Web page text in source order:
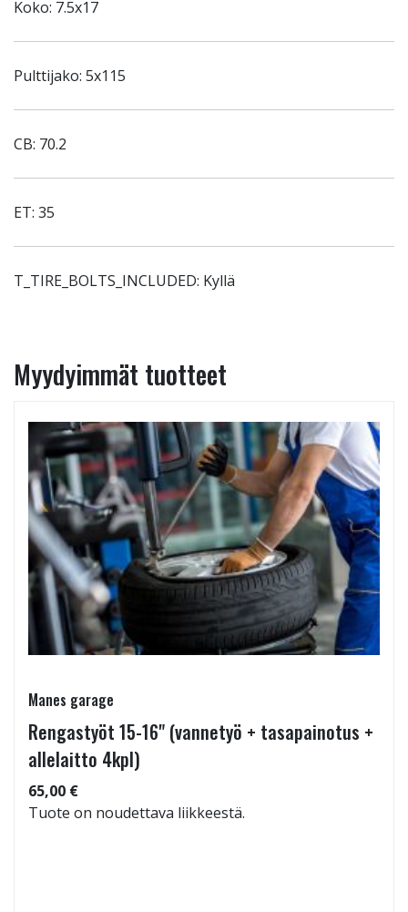
Koko: 7.5x17
Pulttijako: 5x115
CB: 70.2
ET: 35
T_TIRE_BOLTS_INCLUDED: Kyllä
Myydyimmät tuotteet
Manes garage
Rengastyöt 15-16" (vannetyö + tasapainotus +
allelaitto 4kpl)
65,00 €
Tuote on noudettava liikkeestä.